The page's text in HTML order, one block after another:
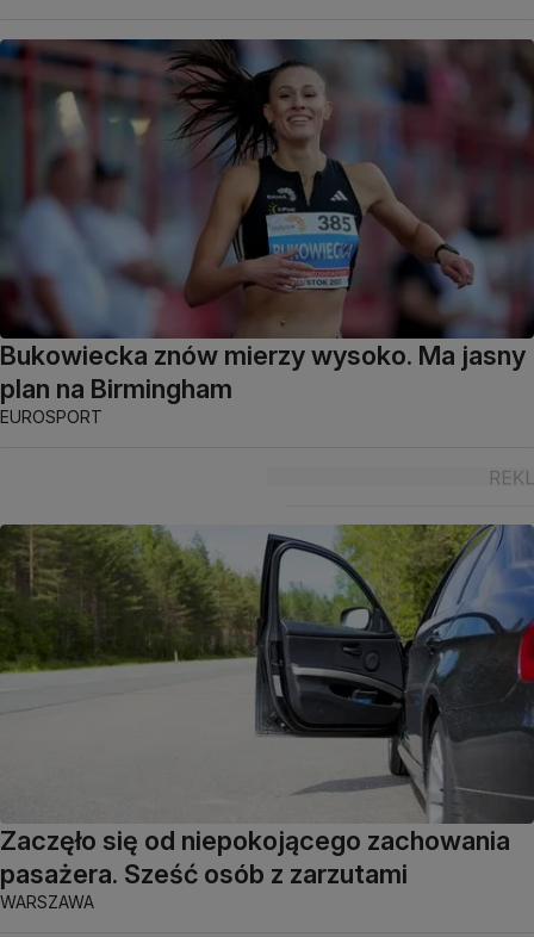
Bukowiecka znów mierzy wysoko. Ma jasny
plan na Birmingham
EUROSPORT
Zaczęło się od niepokojącego zachowania
pasażera. Sześć osób z zarzutami
WARSZAWA